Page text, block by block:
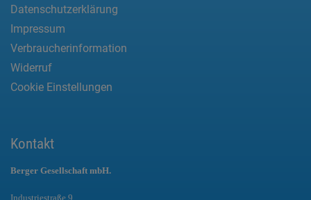
Datenschutzerklärung
Impressum
Verbraucherinformation
Widerruf
Cookie Einstellungen
Kontakt
Berger Gesellschaft mbH.
Industriestraße 9